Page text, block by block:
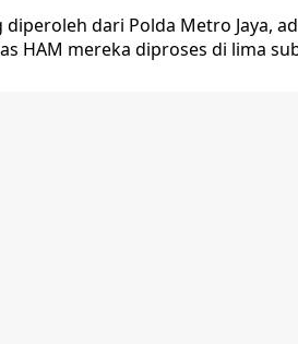
diperoleh dari Polda Metro Jaya,
HAM mereka diproses di lima